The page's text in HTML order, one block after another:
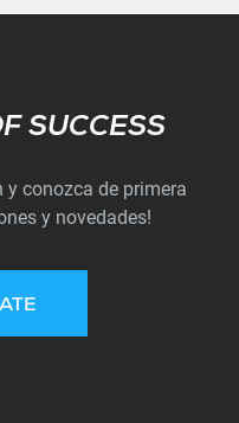
SUCCESS
y conozca de primera
y novedades!